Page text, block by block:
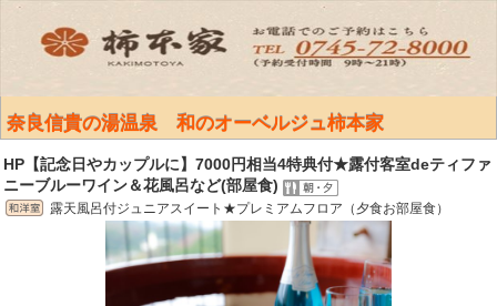
奈良信貴の湯温泉 和のオーベルジュ柿本家
HP【記念日やカップルに】7000円相当4特典付★露付客室deティファ
ニーブルーワイン＆花風呂など(部屋食)
露天風呂付ジュニアスイート★プレミアムフロア（夕食お部屋食）